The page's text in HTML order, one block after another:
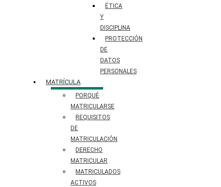
ÉTICA
Y
DISCIPLINA
PROTECCIÓN
DE
DATOS
PERSONALES​
MATRÍCULA
PORQUÉ
MATRICULARSE
REQUISITOS
DE
MATRICULACIÓN
DERECHO
MATRICULAR
MATRICULADOS
ACTIVOS